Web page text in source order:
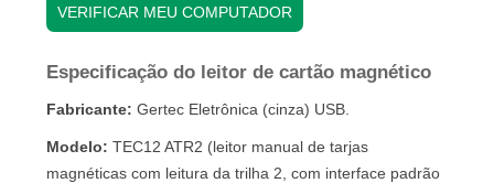
VERIFICAR MEU COMPUTADOR
Especificação do leitor de cartão magnético
Fabricante: Gertec Eletrônica (cinza) USB.
Modelo: TEC12 ATR2 (leitor manual de tarjas
magnéticas com leitura da trilha 2, com interface padrão